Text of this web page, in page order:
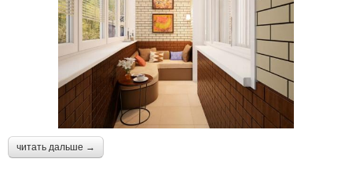
читать дальше →